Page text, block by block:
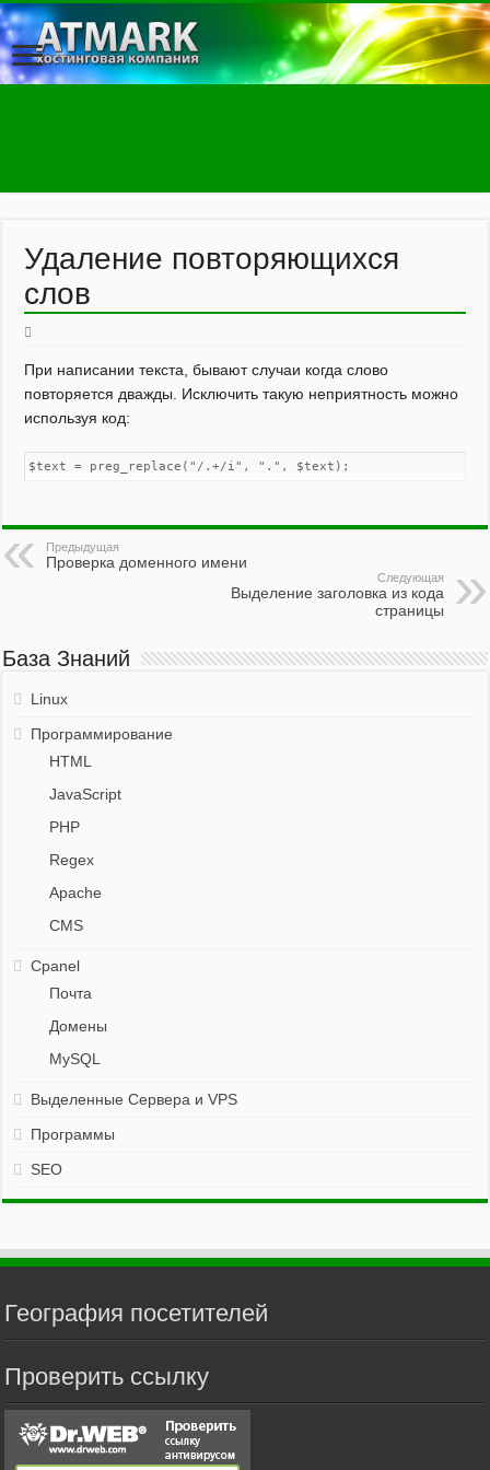
Удаление повторяющихся
слов
При написании текста, бывают случаи когда слово
повторяется дважды. Исключить такую неприятность можно
используя код:
$text = preg_replace("/.+/i", ".", $text);
Предыдущая
Проверка доменного имени
Следующая
Выделение заголовка из кода
страницы
База Знаний
Linux
Программирование
HTML
JavaScript
PHP
Regex
Apache
CMS
Cpanel
Почта
Домены
MySQL
Выделенные Сервера и VPS
Программы
SEO
География посетителей
Проверить ссылку